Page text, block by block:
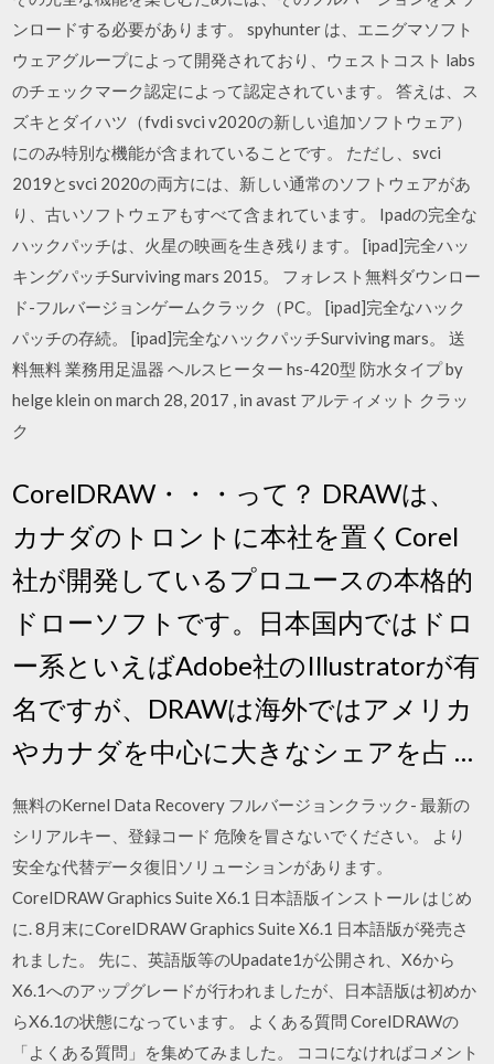
ンロードする必要があります。 spyhunter は、エニグマソフト
ウェアグループによって開発されており、ウェストコスト labs
のチェックマーク認定によって認定されています。 答えは、ス
ズキとダイハツ（fvdi svci v2020の新しい追加ソフトウェア）
にのみ特別な機能が含まれていることです。 ただし、svci
2019とsvci 2020の両方には、新しい通常のソフトウェアがあ
り、古いソフトウェアもすべて含まれています。 Ipadの完全な
ハックパッチは、火星の映画を生き残ります。 [ipad]完全ハッ
キングパッチSurviving mars 2015。 フォレスト無料ダウンロー
ド-フルバージョンゲームクラック（PC。 [ipad]完全なハック
パッチの存続。 [ipad]完全なハックパッチSurviving mars。 送
料無料 業務用足温器 ヘルスヒーター hs-420型 防水タイプ by
helge klein on march 28, 2017 , in avast アルティメット クラッ
ク
CorelDRAW・・・って？ DRAWは、
カナダのトロントに本社を置くCorel
社が開発しているプロユースの本格的
ドローソフトです。日本国内ではドロ
ー系といえばAdobe社のIllustratorが有
名ですが、DRAWは海外ではアメリカ
やカナダを中心に大きなシェアを占 …
無料のKernel Data Recovery フルバージョンクラック- 最新の
シリアルキー、登録コード 危険を冒さないでください。 より
安全な代替データ復旧ソリューションがあります。
CorelDRAW Graphics Suite X6.1 日本語版インストール はじめ
に. 8月末にCorelDRAW Graphics Suite X6.1 日本語版が発売さ
れました。 先に、英語版等のUpadate1が公開され、X6から
X6.1へのアップグレードが行われましたが、日本語版は初めか
らX6.1の状態になっています。 よくある質問 CorelDRAWの
「よくある質問」を集めてみました。 ココになければコメント